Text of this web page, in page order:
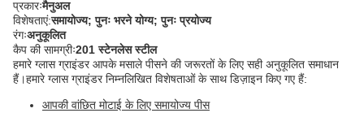
प्रकारःमैनुअल
विशेषताएं:समायोज्य; पुनः भरने योग्य; पुनः प्रयोज्य
रंगःअनुकूलित
कैप की सामग्रीः201 स्टेनलेस स्टील
हमारे ग्लास ग्राइंडर आपके मसाले पीसने की जरूरतों के लिए सही अनुकूलित समाधान
हैं।हमारे ग्लास ग्राइंडर निम्नलिखित विशेषताओं के साथ डिज़ाइन किए गए हैं:
आपकी वांछित मोटाई के लिए समायोज्य पीस